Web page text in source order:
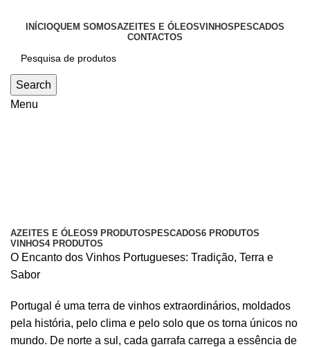
INÍCIOQUEM SOMOSAZEITES E ÓLEOSVINHOS PESCADOS
CONTACTOS
Search
Menu
AZEITES E ÓLEOS9 PRODUTOS PESCADOS6 PRODUTOS
VINHOS4 PRODUTOS
O Encanto dos Vinhos Portugueses: Tradição, Terra e
Sabor
Portugal é uma terra de vinhos extraordinários, moldados
pela história, pelo clima e pelo solo que os torna únicos no
mundo. De norte a sul, cada garrafa carrega a essência de